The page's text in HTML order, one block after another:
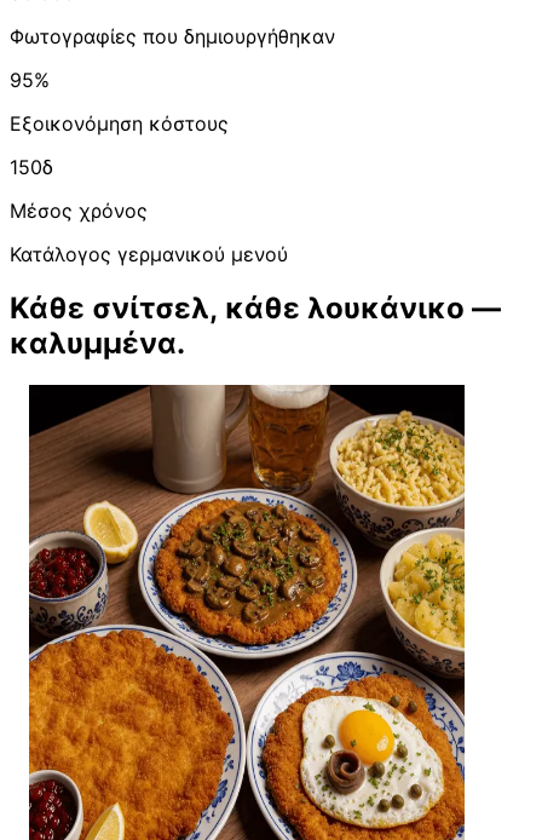
Φωτογραφίες που δημιουργήθηκαν
95%
Εξοικονόμηση κόστους
150δ
Μέσος χρόνος
Κατάλογος γερμανικού μενού
Κάθε σνίτσελ, κάθε λουκάνικο —
καλυμμένα.